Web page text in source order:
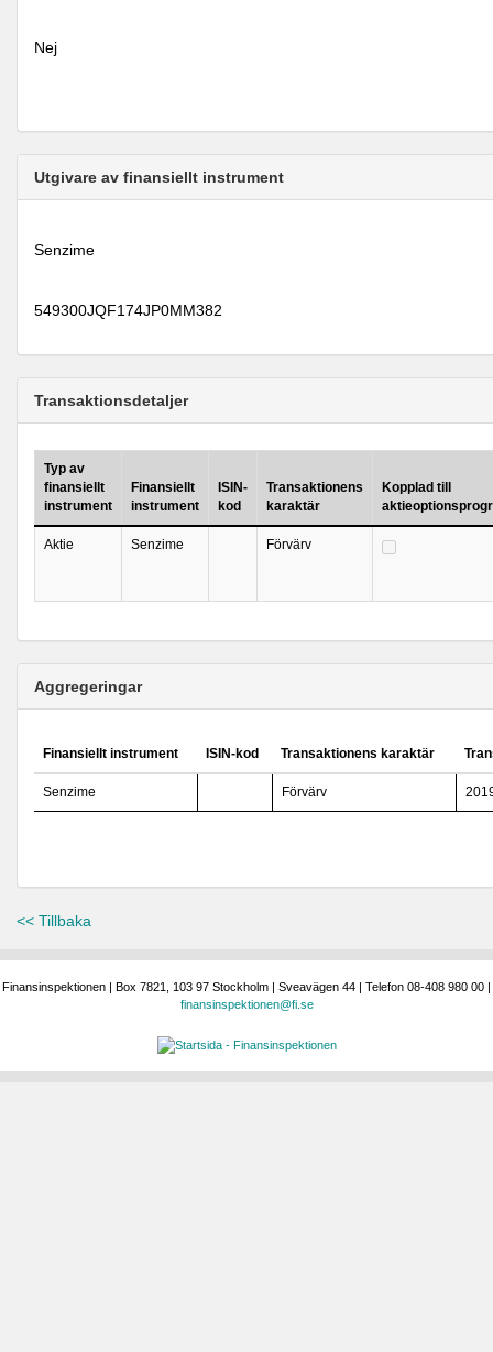
Nej
Utgivare av finansiellt instrument
Senzime
549300JQF174JP0MM382
Transaktionsdetaljer
Typ av
finansiellt
instrument
Finansiellt
instrument
ISIN-
kod
Transaktionens
karaktär
Kopplad till
Aktie Senzime Förvärv
Aggregeringar
Finansiellt instrument ISIN-kod Transaktionens karaktär
Senzime Förvärv
<< Tillbaka
Finansinspektionen | Box 7821, 103 97 Stockholm | Sveavägen 44 | Telefon 08-408 980 00 |
finansinspektionen@fi.se